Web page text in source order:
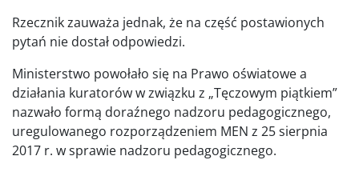
Rzecznik zauważa jednak, że na część postawionych
pytań nie dostał odpowiedzi.
Ministerstwo powołało się na Prawo oświatowe a
działania kuratorów w związku z „Tęczowym piątkiem”
nazwało formą doraźnego nadzoru pedagogicznego,
uregulowanego rozporządzeniem MEN z 25 sierpnia
2017 r. w sprawie nadzoru pedagogicznego.